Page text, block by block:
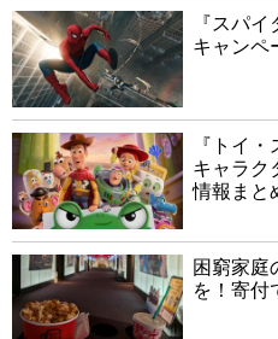
『スパ
キャンペ
『トイ
キャラク
情報まと
困窮家庭
を！寄付